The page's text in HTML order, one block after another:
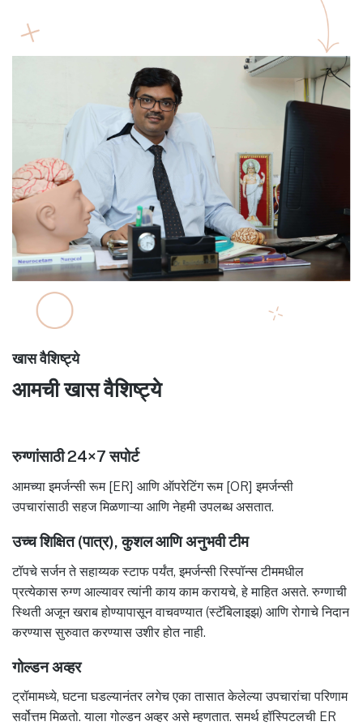
खास वैशिष्ट्ये
आमची खास वैशिष्ट्ये
रुग्णांसाठी 24×7 सपोर्ट
आमच्या इमर्जन्सी रूम [ER] आणि ऑपरेटिंग रूम [OR] इमर्जन्सी
उपचारांसाठी सहज मिळणाऱ्या आणि नेहमी उपलब्ध असतात.
उच्च शिक्षित (पात्र), कुशल आणि अनुभवी टीम
टॉपचे सर्जन ते सहाय्यक स्टाफ पर्यंत, इमर्जन्सी रिस्पॉन्स टीममधील
प्रत्येकास रुग्ण आल्यावर त्यांनी काय काम करायचे, हे माहित असते. रुग्णाची
स्थिती अजून खराब होण्यापासून वाचवण्यात (स्टॅबिलाइझ) आणि रोगाचे निदान
करण्यास सुरुवात करण्यास उशीर होत नाही.
गोल्डन अव्हर
ट्रॉमामध्ये, घटना घडल्यानंतर लगेच एका तासात केलेल्या उपचारांचा परिणाम
सर्वोत्तम मिळतो. याला गोल्डन अव्हर असे म्हणतात. समर्थ हॉस्पिटलची ER